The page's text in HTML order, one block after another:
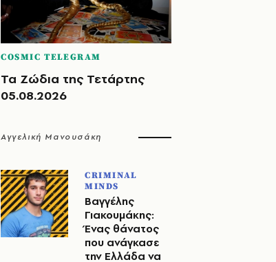
COSMIC TELEGRAM
Τα Ζώδια της Τετάρτης
05.08.2026
Αγγελική Μανουσάκη
CRIMINAL
MINDS
Βαγγέλης
Γιακουμάκης:
Ένας θάνατος
που ανάγκασε
την Ελλάδα να